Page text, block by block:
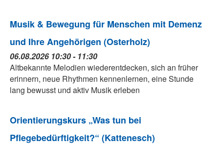
Musik & Bewegung für Menschen mit Demenz
und Ihre Angehörigen (Osterholz)
06.08.2026 10:30 - 11:30
Altbekannte Melodien wiederentdecken, sich an früher
erinnern, neue Rhythmen kennenlernen, eine Stunde
lang bewusst und aktiv Musik erleben
Orientierungskurs „Was tun bei
Pflegebedürftigkeit?“ (Kattenesch)